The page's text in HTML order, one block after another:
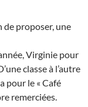
de proposer, une
Virginie pour
classe à l’autre
pour le « Café
remerciées.